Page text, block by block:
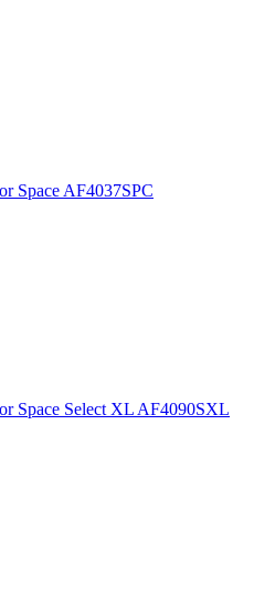
Space AF4037SPC
Space Select XL AF4090SXL